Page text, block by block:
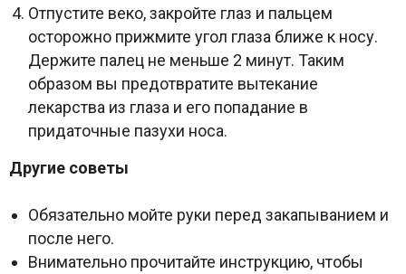
Отпустите веко, закройте глаз и пальцем
осторожно прижмите угол глаза ближе к носу.
Держите палец не меньше 2 минут. Таким
образом вы предотвратите вытекание
лекарства из глаза и его попадание в
придаточные пазухи носа.
Другие советы
Обязательно мойте руки перед закапыванием и
после него.
Внимательно прочитайте инструкцию, чтобы